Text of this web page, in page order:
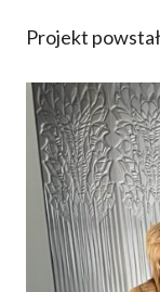
Projekt